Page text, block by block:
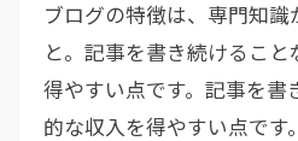
ブログの特徴は、専門知識
と。記事を書き続けるこ
得やすい点です。記事を書
的な収入を得やすい点です。